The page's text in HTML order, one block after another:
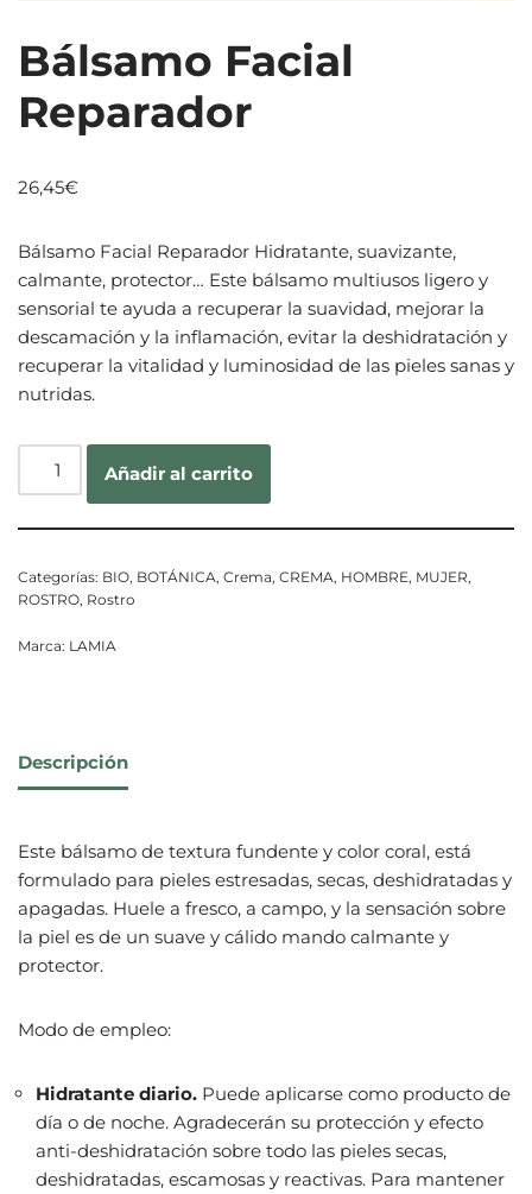
Bálsamo Facial
Reparador
26,45€
Bálsamo Facial Reparador Hidratante, suavizante,
calmante, protector… Este bálsamo multiusos ligero y
sensorial te ayuda a recuperar la suavidad, mejorar la
descamación y la inflamación, evitar la deshidratación y
recuperar la vitalidad y luminosidad de las pieles sanas y
nutridas.
Añadir al carrito
Categorías: BIO, BOTÁNICA, Crema, CREMA, HOMBRE, MUJER,
ROSTRO, Rostro
Marca: LAMIA
Descripción
Este bálsamo de textura fundente y color coral, está
formulado para pieles estresadas, secas, deshidratadas y
apagadas. Huele a fresco, a campo, y la sensación sobre
la piel es de un suave y cálido mando calmante y
protector.
Modo de empleo:
Hidratante diario. Puede aplicarse como producto de
día o de noche. Agradecerán su protección y efecto
anti-deshidratación sobre todo las pieles secas,
deshidratadas, escamosas y reactivas. Para mantener